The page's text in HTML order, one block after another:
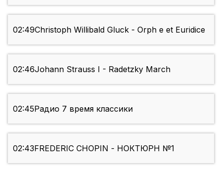
02:49Christoph Willibald Gluck - Orph e et Euridice
02:46Johann Strauss I - Radetzky March
02:45Радио 7 время классики
02:43FREDERIC CHOPIN - НОКТЮРН №1